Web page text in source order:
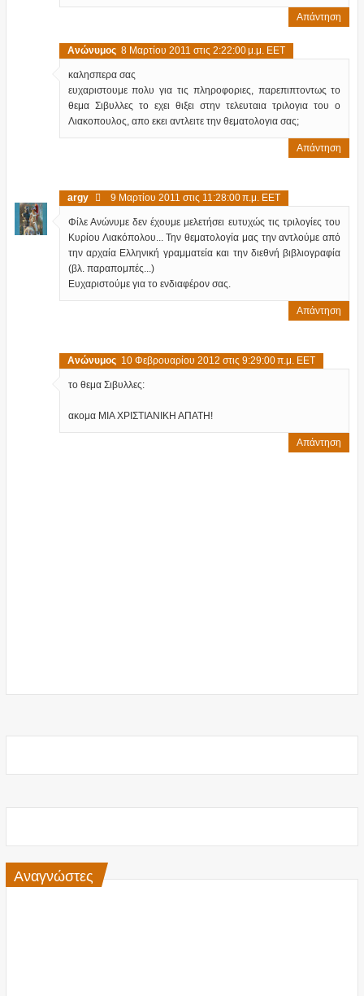
Απάντηση
Ανώνυμος 8 Μαρτίου 2011 στις 2:22:00 μ.μ. EET
καλησπερα σας
ευχαριστουμε πολυ για τις πληροφοριες, παρεπιπτοντως το
θεμα Σιβυλλες το εχει θιξει στην τελευταια τριλογια του ο
Λιακοπουλος, απο εκει αντλειτε την θεματολογια σας;
Απάντηση
argy 9 Μαρτίου 2011 στις 11:28:00 π.μ. EET
Φίλε Ανώνυμε δεν έχουμε μελετήσει ευτυχώς τις τριλογίες του
Κυρίου Λιακόπολου... Την θεματολογία μας την αντλούμε από
την αρχαία Ελληνική γραμματεία και την διεθνή βιβλιογραφία
(βλ. παραπομπές...)
Ευχαριστούμε για το ενδιαφέρον σας.
Απάντηση
Ανώνυμος 10 Φεβρουαρίου 2012 στις 9:29:00 π.μ. EET
το θεμα Σιβυλλες:
ακομα ΜΙΑ ΧΡΙΣΤΙΑΝΙΚΗ ΑΠΑΤΗ!
Απάντηση
Αναγνώστες